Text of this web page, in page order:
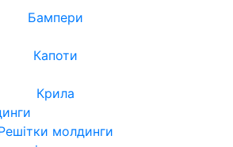
Бампери
Капоти
Крила
молдинги